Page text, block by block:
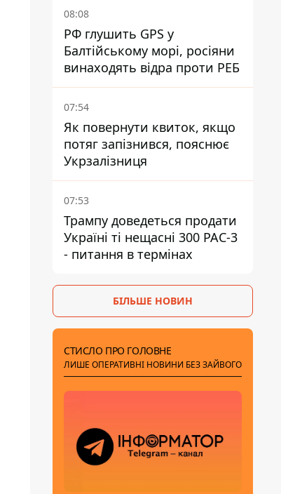
08:08
РФ глушить GPS у
Балтійському морі, росіяни
винаходять відра проти РЕБ
07:54
Як повернути квиток, якщо
потяг запізнився, пояснює
Укрзалізниця
07:53
Трампу доведеться продати
Україні ті нещасні 300 PAC-3
- питання в термінах
БІЛЬШЕ НОВИН
СТИСЛО ПРО ГОЛОВНЕ
ЛИШЕ ОПЕРАТИВНІ НОВИНИ БЕЗ ЗАЙВОГО